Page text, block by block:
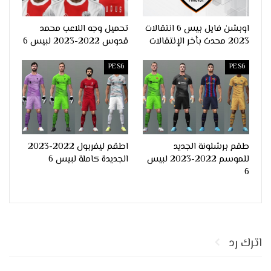
اوبشن فايل بيس 6 انتقالات
2023 محدث بأخر الإنتقالات
تحميل وجه اللاعب محمد
قدوس 2022-2023 لبيس 6
PES6
طقم برشلونة الجديد
للموسم 2022-2023 لبيس
6
PES6
اطقم ليفربول 2022-2023
الجديدة كاملة لبيس 6
اترك رد